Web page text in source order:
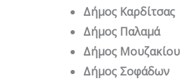
Δήμος Καρδίτσας
Δήμος Παλαμά
Δήμος Μουζακίου
Δήμος Σοφάδων